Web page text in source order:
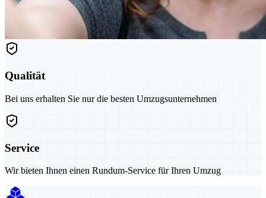
Qualität
Bei uns erhalten Sie nur die besten Umzugsunternehmen
Service
Wir bieten Ihnen einen Rundum-Service für Ihren Umzug